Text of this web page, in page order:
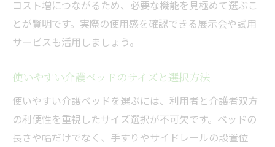
コスト増につながるため、必要な機能を見極めて選ぶこ
とが賢明です。実際の使用感を確認できる展示会や試用
サービスも活用しましょう。
使いやすい介護ベッドのサイズと選択方法
使いやすい介護ベッドを選ぶには、利用者と介護者双方
の利便性を重視したサイズ選択が不可欠です。ベッドの
長さや幅だけでなく、手すりやサイドレールの設置位